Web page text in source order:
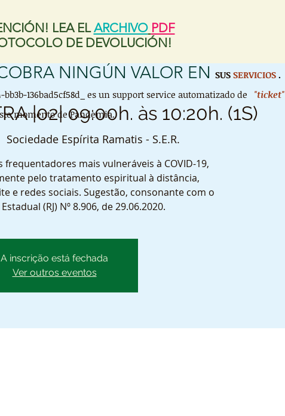
LEA EL ARCHIVO PDF
DE DEVOLUCIÓN!
|02| 09:00h. às 10:20h. (1S)
Sociedade Espírita Ramatis - S.E.R.
frequentadores mais vulneráveis à COVID-19,
pelo tratamento espiritual à distância,
e redes sociais. Sugestão, consonante com o
(RJ) Nº 8.906, de 29.06.2020.
A inscrição está fechada
Ver outros eventos
NINGÚN VALOR EN SUS SERVICIOS .
bb3b-136bad5cf58d_ es un support service automatizado de "ticket"
momento de Pandemia.